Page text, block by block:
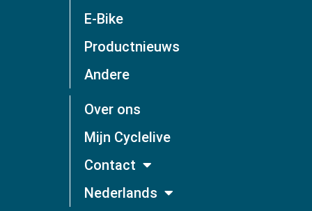
E-Bike
Productnieuws
Andere
Over ons
Mijn Cyclelive
Contact
Nederlands